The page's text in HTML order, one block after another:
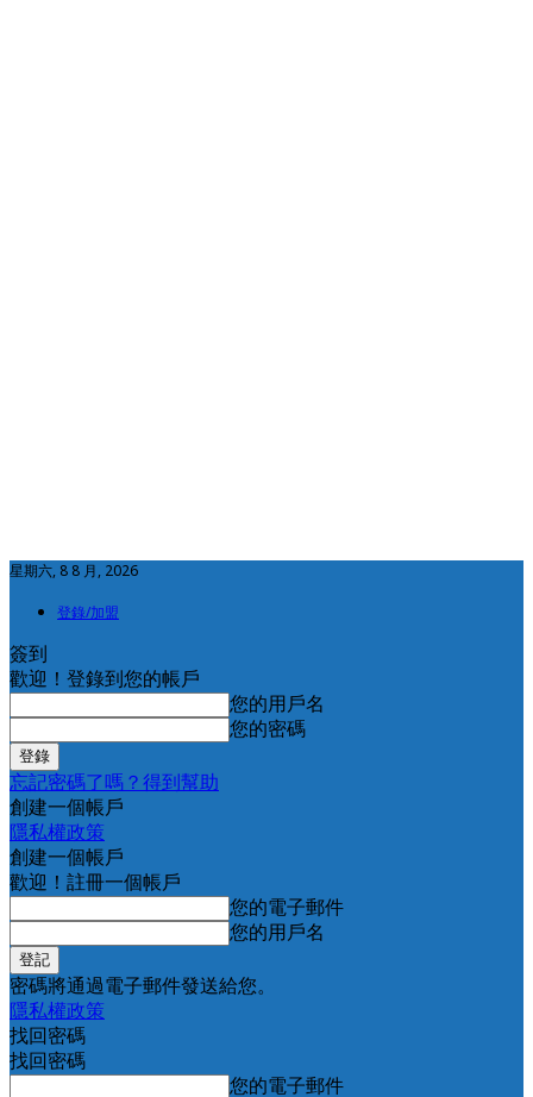
星期六, 8 8 月, 2026
登錄/加盟
簽到
歡迎！登錄到您的帳戶
您的用戶名
您的密碼
忘記密碼了嗎？得到幫助
創建一個帳戶
隱私權政策
創建一個帳戶
歡迎！註冊一個帳戶
您的電子郵件
您的用戶名
密碼將通過電子郵件發送給您。
隱私權政策
找回密碼
找回密碼
您的電子郵件